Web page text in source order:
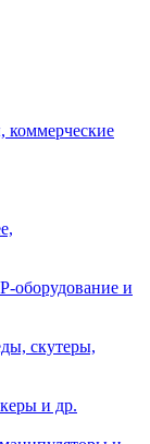
коммерческие
оборудование и
скутеры,
и др.